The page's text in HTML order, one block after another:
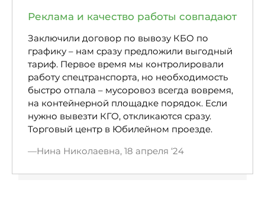
Реклама и качество работы совпадают
Заключили договор по вывозу КБО по
графику – нам сразу предложили выгодный
тариф. Первое время мы контролировали
работу спецтранспорта, но необходимость
быстро отпала – мусоровоз всегда вовремя,
на контейнерной площадке порядок. Если
нужно вывезти КГО, откликаются сразу.
Торговый центр в Юбилейном проезде.
Нина Николаевна, 18 апреля ‘24